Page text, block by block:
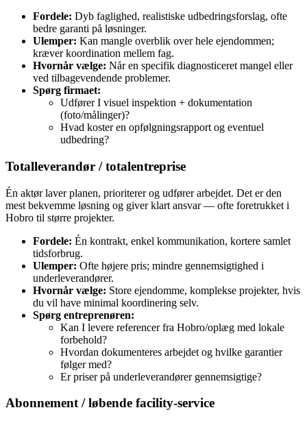
Fordele: Dyb faglighed, realistiske udbedringsforslag, ofte
bedre garanti på løsninger.
Ulemper: Kan mangle overblik over hele ejendommen;
kræver koordination mellem fag.
Hvornår vælge: Når en specifik diagnosticeret mangel eller
ved tilbagevendende problemer.
Spørg firmaet:
Udfører I visuel inspektion + dokumentation
(foto/målinger)?
Hvad koster en opfølgningsrapport og eventuel
udbedring?
Totalleverandør / totalentreprise
Én aktør laver planen, prioriterer og udfører arbejdet. Det er den
mest bekvemme løsning og giver klart ansvar — ofte foretrukket i
Hobro til større projekter.
Fordele: Én kontrakt, enkel kommunikation, kortere samlet
tidsforbrug.
Ulemper: Ofte højere pris; mindre gennemsigtighed i
underleverandører.
Hvornår vælge: Store ejendomme, komplekse projekter, hvis
du vil have minimal koordinering selv.
Spørg entreprenøren:
Kan I levere referencer fra Hobro/oplæg med lokale
forbehold?
Hvordan dokumenteres arbejdet og hvilke garantier
følger med?
Er priser på underleverandører gennemsigtige?
Abonnement / løbende facility‑service